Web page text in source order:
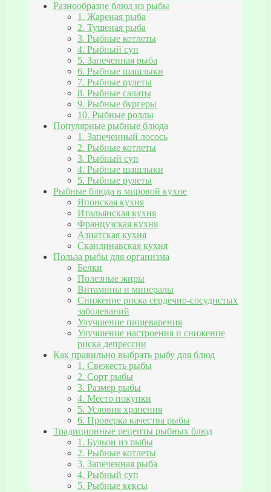
Разнообразие блюд из рыбы
1. Жареная рыба
2. Тушеная рыба
3. Рыбные котлеты
4. Рыбный суп
5. Запеченная рыба
6. Рыбные шашлыки
7. Рыбные рулеты
8. Рыбные салаты
9. Рыбные бургеры
10. Рыбные роллы
Популярные рыбные блюда
1. Запеченный лосось
2. Рыбные котлеты
3. Рыбный суп
4. Рыбные шашлыки
5. Рыбные рулеты
Рыбные блюда в мировой кухне
Японская кухня
Итальянская кухня
Французская кухня
Азиатская кухня
Скандинавская кухня
Польза рыбы для организма
Белки
Полезные жиры
Витамины и минералы
Снижение риска сердечно-сосудистых
заболеваний
Улучшение пищеварения
Улучшение настроения и снижение
риска депрессии
Как правильно выбрать рыбу для блюд
1. Свежесть рыбы
2. Сорт рыбы
3. Размер рыбы
4. Место покупки
5. Условия хранения
6. Проверка качества рыбы
Традиционные рецепты рыбных блюд
1. Бульон из рыбы
2. Рыбные котлеты
3. Запеченная рыба
4. Рыбный суп
5. Рыбные кексы